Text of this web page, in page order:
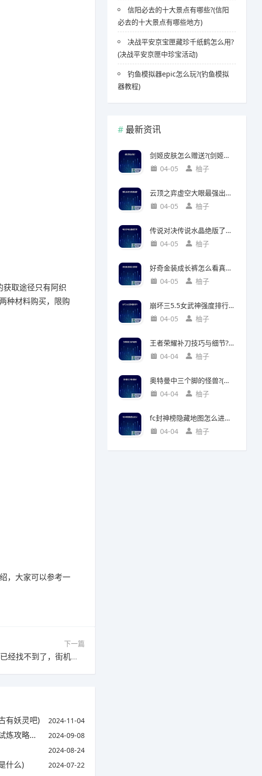
取途径只有阿织
种材料购买，限购
，大家可以参考一
下一篇
下一篇：现在一些街机游戏在电脑上已经找不到了，街机游戏真的过时了吗?
有妖灵吧) 2024-11-04
略视频) 2024-09-08
2024-08-24
什么) 2024-07-22
信阳必去的十大景点有哪些?(信阳
必去的十大景点有哪些地方)
决战平安京宝匣藏珍千纸鹤怎么用?
(决战平安京匣中珍宝活动)
钓鱼模拟器epic怎么玩?(钓鱼模拟
器教程)
最新资讯
剑姬皮肤怎么赠送?(剑姬皮肤怎么赠送给别人)
04-05
柚子
云顶之弈虚空大眼最强出装?(云顶之弈虚空之眼出装)
04-05
柚子
传说对决传说水晶绝版了吗?(传说对决 传说水晶)
04-05
柚子
好奇金装成长裤怎么看真假?(好奇金装成长裤怎么看真假鉴别)
04-05
柚子
崩坏三5.5女武神强度排行?(崩坏三5.2女武神强度)
04-05
柚子
王者荣耀补刀技巧与细节?(王者荣耀补刀技巧视频)
04-04
柚子
奥特曼中三个脚的怪兽?(奥特曼中三个脚的怪兽叫什么)
04-04
柚子
fc封神榜隐藏地图怎么进入?(fc封神榜 隐藏)
04-04
柚子